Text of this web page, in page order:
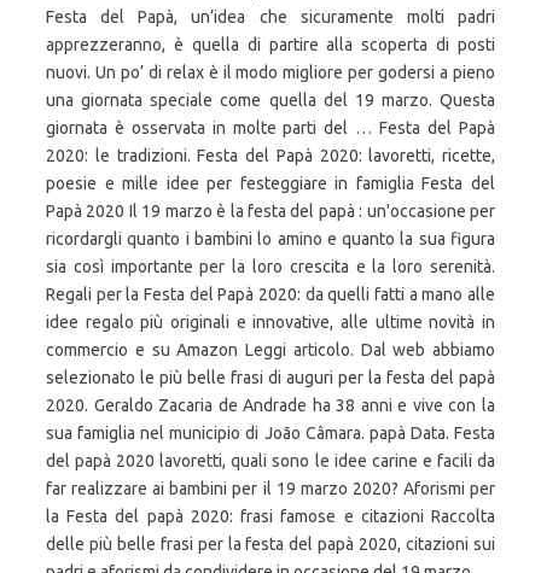
Festa del Papà, un’idea che sicuramente molti padri
apprezzeranno, è quella di partire alla scoperta di posti
nuovi. Un po’ di relax è il modo migliore per godersi a pieno
una giornata speciale come quella del 19 marzo. Questa
giornata è osservata in molte parti del … Festa del Papà
2020: le tradizioni. Festa del Papà 2020: lavoretti, ricette,
poesie e mille idee per festeggiare in famiglia Festa del
Papà 2020 Il 19 marzo è la festa del papà : un'occasione per
ricordargli quanto i bambini lo amino e quanto la sua figura
sia così importante per la loro crescita e la loro serenità.
Regali per la Festa del Papà 2020: da quelli fatti a mano alle
idee regalo più originali e innovative, alle ultime novità in
commercio e su Amazon Leggi articolo. Dal web abbiamo
selezionato le più belle frasi di auguri per la festa del papà
2020. Geraldo Zacaria de Andrade ha 38 anni e vive con la
sua famiglia nel municipio di João Câmara. papà Data. Festa
del papà 2020 lavoretti, quali sono le idee carine e facili da
far realizzare ai bambini per il 19 marzo 2020? Aforismi per
la Festa del papà 2020: frasi famose e citazioni Raccolta
delle più belle frasi per la festa del papà 2020, citazioni sui